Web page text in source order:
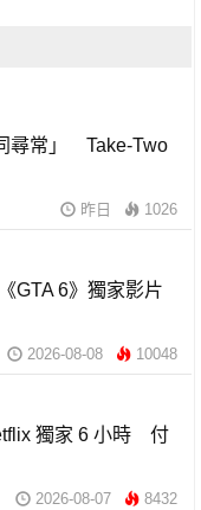
尋常」 Take-Two
昨日 1026
GTA 6》獨家影片
2026-08-08 10048
獨家 6 小時 付
2026-08-07 8432